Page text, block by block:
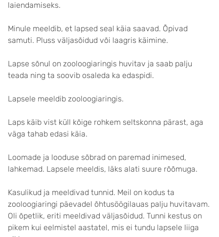
laiendamiseks.
Minule meeldib, et lapsed seal käia saavad. Õpivad
samuti. Pluss väljasõidud või laagris käimine.
Lapse sõnul on zooloogiaringis huvitav ja saab palju
teada ning ta soovib osaleda ka edaspidi.
Lapsele meeldib zooloogiaringis.
Laps käib vist küll kõige rohkem seltskonna pärast, aga
väga tahab edasi käia.
Loomade ja looduse sõbrad on paremad inimesed,
lahkemad. Lapsele meeldis, läks alati suure rõõmuga.
Kasulikud ja meeldivad tunnid. Meil on kodus ta
zooloogiaringi päevadel õhtusöögilauas palju huvitavam.
Oli õpetlik, eriti meeldivad väljasõidud. Tunni kestus on
pikem kui eelmistel aastatel, mis ei tundu lapsele liiga